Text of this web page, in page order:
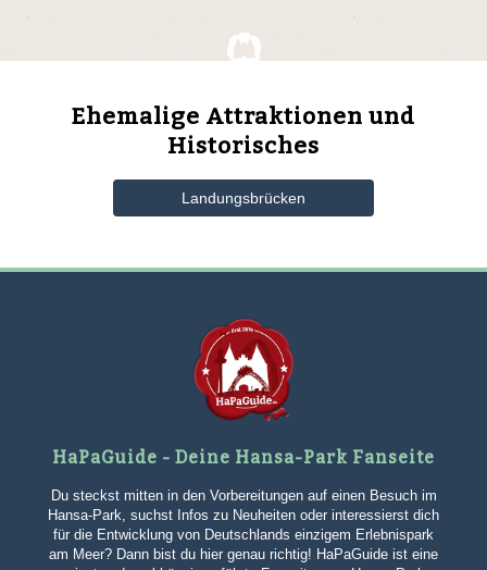
Ehemalige Attraktionen und
Historisches
Landungsbrücken
HaPaGuide - Deine Hansa-Park Fanseite
Du steckst mitten in den Vorbereitungen auf einen Besuch im
Hansa-Park, suchst Infos zu Neuheiten oder interessierst dich
für die Entwicklung von Deutschlands einzigem Erlebnispark
am Meer? Dann bist du hier genau richtig! HaPaGuide ist eine